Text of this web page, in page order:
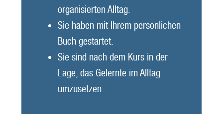
organisierten Alltag.
Sie haben mit Ihrem persönlichen
Buch gestartet.
Sie sind nach dem Kurs in der
Lage, das Gelernte im Alltag
umzusetzen.